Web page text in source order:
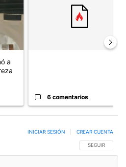
a
6 comentarios
SIGA ESTA
SEGUIR
INICIAR SESIÓN CREAR CUENTA